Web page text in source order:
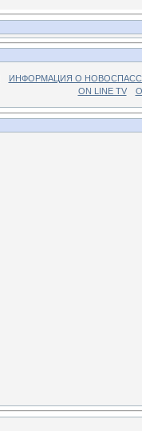
ИНФОРМАЦИЯ О
ON LINE TV